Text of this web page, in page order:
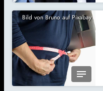
Bild von Bruno auf Pixabay